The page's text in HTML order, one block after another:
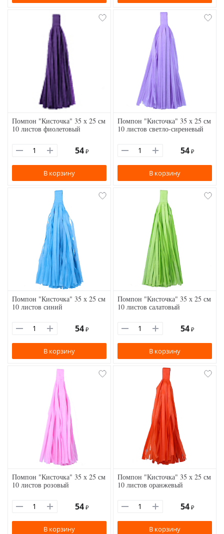
Помпон "Кисточка" 35 х 25 см
10 листов фиолетовый
54 ₽
В корзину
Помпон "Кисточка" 35 х 25 см
10 листов светло-сиреневый
54 ₽
В корзину
Помпон "Кисточка" 35 х 25 см
10 листов синий
54 ₽
В корзину
Помпон "Кисточка" 35 х 25 см
10 листов салатовый
54 ₽
В корзину
Помпон "Кисточка" 35 х 25 см
10 листов розовый
54 ₽
В корзину
Помпон "Кисточка" 35 х 25 см
10 листов оранжевый
54 ₽
В корзину